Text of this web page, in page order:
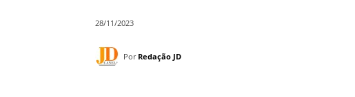
28/11/2023
Por Redação JD